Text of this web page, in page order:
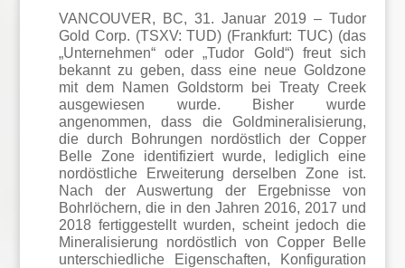
VANCOUVER, BC, 31. Januar 2019 – Tudor
Gold Corp. (TSXV: TUD) (Frankfurt: TUC) (das
„Unternehmen“ oder „Tudor Gold“) freut sich
bekannt zu geben, dass eine neue Goldzone
mit dem Namen Goldstorm bei Treaty Creek
ausgewiesen wurde. Bisher wurde
angenommen, dass die Goldmineralisierung,
die durch Bohrungen nordöstlich der Copper
Belle Zone identifiziert wurde, lediglich eine
nordöstliche Erweiterung derselben Zone ist.
Nach der Auswertung der Ergebnisse von
Bohrlöchern, die in den Jahren 2016, 2017 und
2018 fertiggestellt wurden, scheint jedoch die
Mineralisierung nordöstlich von Copper Belle
unterschiedliche Eigenschaften, Konfiguration